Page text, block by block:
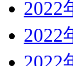
2022
2022
2022